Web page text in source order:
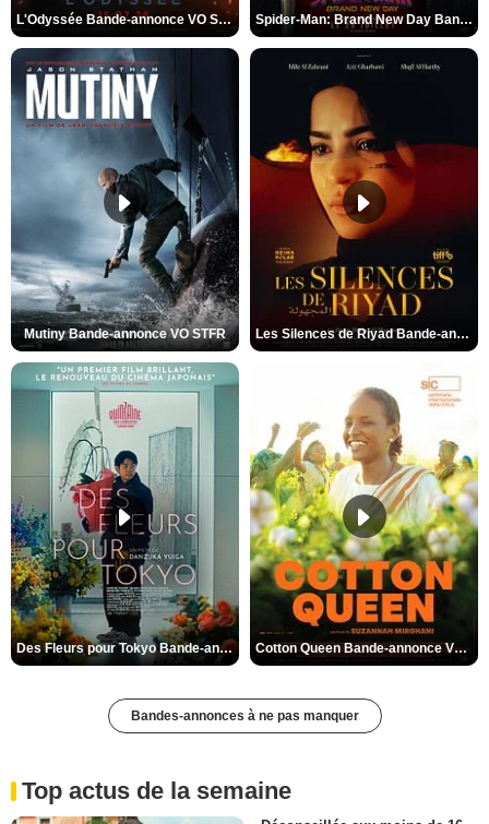
L'Odyssée Bande-annonce VO STFR Spider-Man: Brand New Day Bande-annonce VO STFR
Mutiny Bande-annonce VO STFR Les Silences de Riyad Bande-annonce VO STFR
Des Fleurs pour Tokyo Bande-annonce VO STFR Cotton Queen Bande-annonce VO STFR
Bandes-annonces à ne pas manquer
Top actus de la semaine